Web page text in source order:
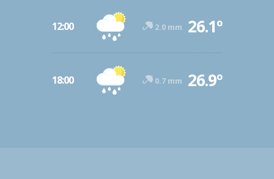
12:00 2.0 mm 26.1º
18:00 0.7 mm 26.9º